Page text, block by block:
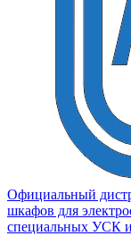
Официальный
шкафов для
специальных УСК